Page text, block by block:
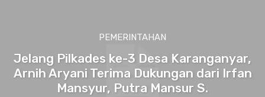
PEMERINTAHAN
Jelang Pilkades ke-3 Desa Karanganyar,
Arnih Aryani Terima Dukungan dari Irfan
Mansyur, Putra Mansur S.